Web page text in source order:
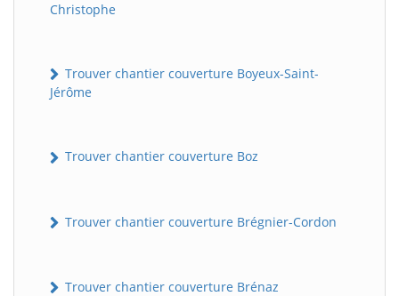
Christophe
Trouver chantier couverture Boyeux-Saint-
Jérôme
Trouver chantier couverture Boz
Trouver chantier couverture Brégnier-Cordon
Trouver chantier couverture Brénaz